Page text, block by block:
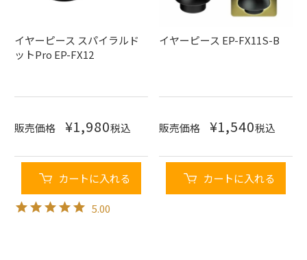
イヤーピース スパイラルド
ットPro EP-FX12
販売価格 ¥1,980税込
カートに入れる
5.00
イヤーピース EP-FX11S-B
販売価格 ¥1,540税込
カートに入れる